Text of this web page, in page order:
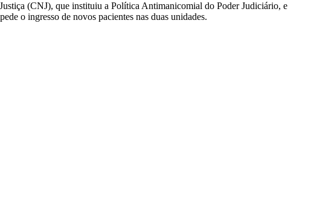
(CNJ), que instituiu a Política Antimanicomial do Poder Judiciário, e
o ingresso de novos pacientes nas duas unidades.